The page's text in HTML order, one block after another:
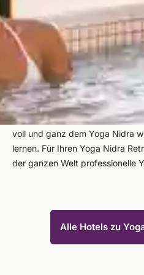
Regeneration durch
Mit Yoga Nidra erzielen Sie
Schlaf und Wachsein eine
Körper, Geist und Seele.
Stress und psychologischen
als Anfänger, als
Yoga Nidra Urlaub können Sie
voll und ganz dem Yoga Nidra
lernen. Für Ihren Yoga Nidra
der ganzen Welt professionelle
Alle Hotels zu